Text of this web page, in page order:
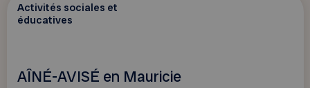
Activités sociales et
éducatives
AÎNÉ-AVISÉ en Mauricie